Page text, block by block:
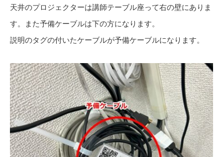
天井のプロジェクターは講師テーブル座って右の壁にありま
す。また予備ケーブルは下の方になります。
説明のタグの付いたケーブルが予備ケーブルになります。